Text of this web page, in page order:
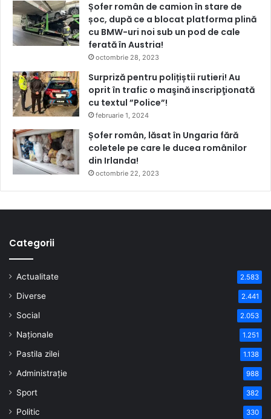
Șofer român de camion în stare de
șoc, după ce a blocat platforma plină
cu BMW-uri noi sub un pod de cale
ferată în Austria!
octombrie 28, 2023
Surpriză pentru polițiștii rutieri! Au
oprit în trafic o maşină inscripţionată
cu textul ”Police”!
februarie 1, 2024
Șofer român, lăsat în Ungaria fără
coletele pe care le ducea românilor
din Irlanda!
octombrie 22, 2023
Categorii
Actualitate 2.583
Diverse 2.441
Social 2.053
Naționale 1.251
Pastila zilei 1.138
Administrație 988
Sport 382
Politic 330